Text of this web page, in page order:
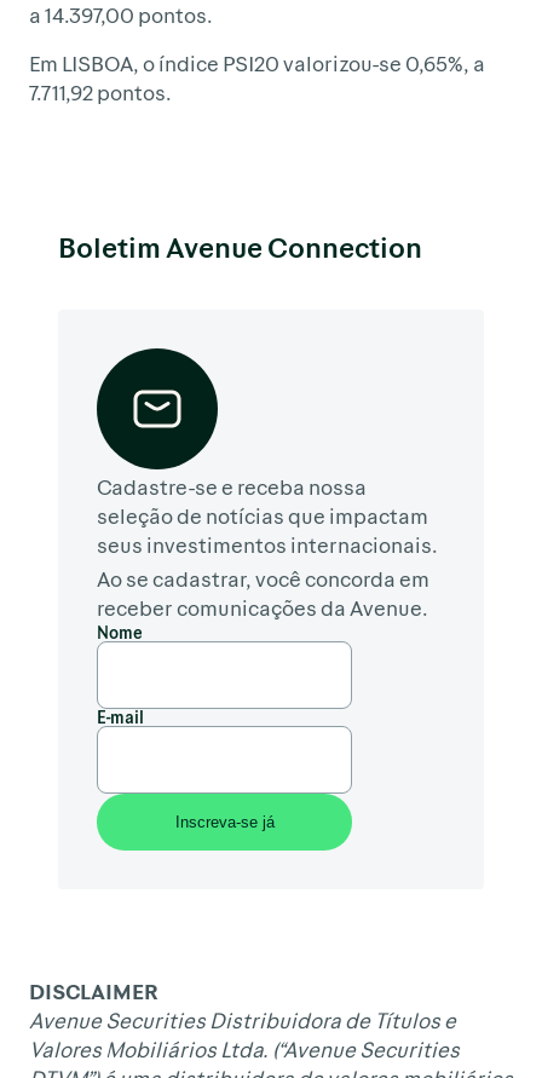
a 14.397,00 pontos.
Em LISBOA, o índice PSI20 valorizou-se 0,65%, a
7.711,92 pontos.
Boletim Avenue Connection
Cadastre-se e receba nossa
seleção de notícias que impactam
seus investimentos internacionais.
Ao se cadastrar, você concorda em
receber comunicações da Avenue.
Nome
E-mail
DISCLAIMER
Avenue Securities Distribuidora de Títulos e
Valores Mobiliários Ltda. (“Avenue Securities